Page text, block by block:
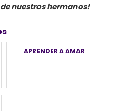
nuestros hermanos!
APRENDER A AMAR